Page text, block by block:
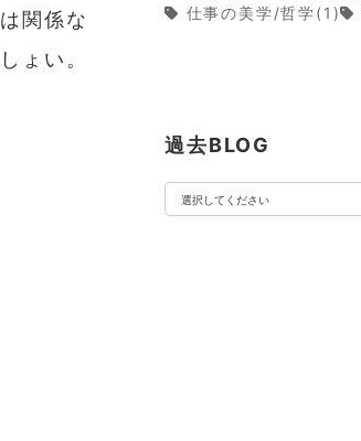
関係な
ょい。
仕事の美学/哲学(1)
過去BLOG